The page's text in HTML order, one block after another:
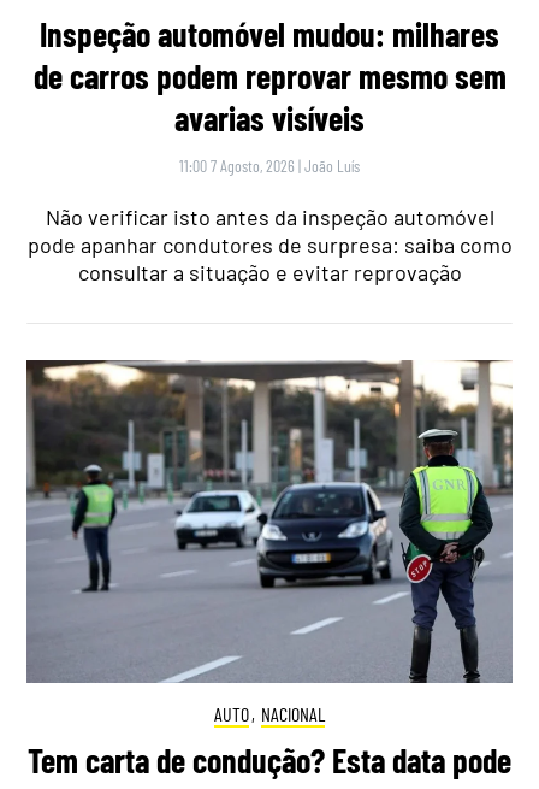
Inspeção automóvel mudou: milhares
de carros podem reprovar mesmo sem
avarias visíveis
11:00 7 Agosto, 2026 |João Luís
Não verificar isto antes da inspeção automóvel
pode apanhar condutores de surpresa: saiba como
consultar a situação e evitar reprovação
AUTO, NACIONAL
Tem carta de condução? Esta data pode